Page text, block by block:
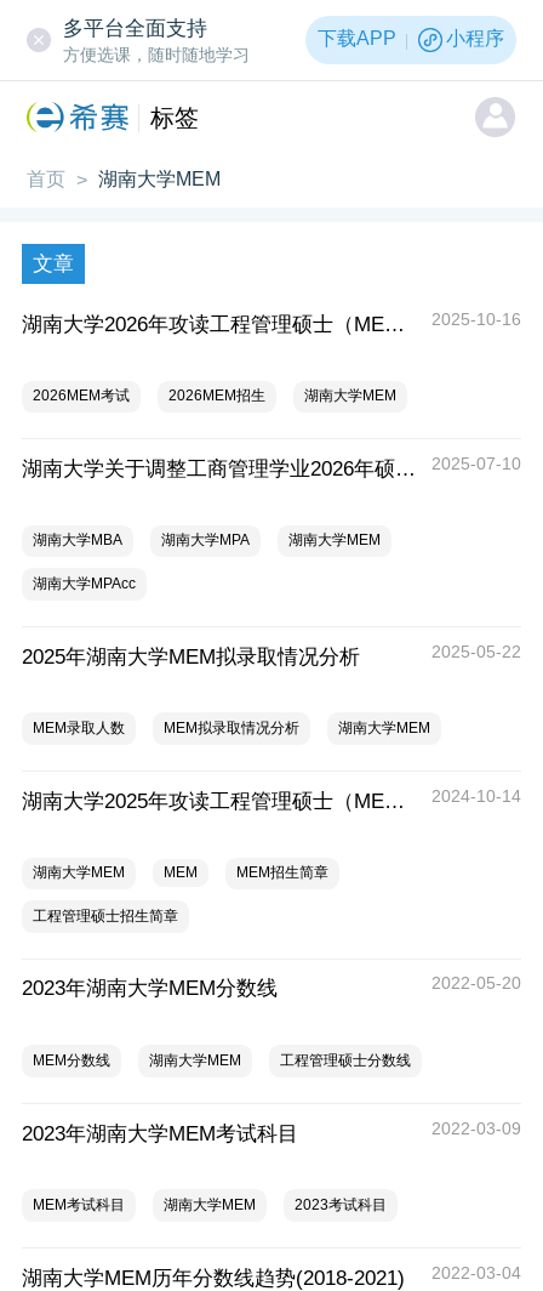
多平台全面支持
方便选课，随时随地学习
下载APP 小程序
标签
首页 > 湖南大学MEM
文章
湖南大学2026年攻读工程管理硕士（MEM双证）招生简章 2025-10-16
2026MEM考试 2026MEM招生 湖南大学MEM
湖南大学关于调整工商管理学业2026年硕士研究生招生考试初试科目考试大纲的通知 2025-07-10
湖南大学MBA 湖南大学MPA 湖南大学MEM
湖南大学MPAcc
2025年湖南大学MEM拟录取情况分析 2025-05-22
MEM录取人数 MEM拟录取情况分析 湖南大学MEM
湖南大学2025年攻读工程管理硕士（MEM双证）招生简章 2024-10-14
湖南大学MEM MEM MEM招生简章
工程管理硕士招生简章
2023年湖南大学MEM分数线 2022-05-20
MEM分数线 湖南大学MEM 工程管理硕士分数线
2023年湖南大学MEM考试科目 2022-03-09
MEM考试科目 湖南大学MEM 2023考试科目
湖南大学MEM历年分数线趋势(2018-2021) 2022-03-04